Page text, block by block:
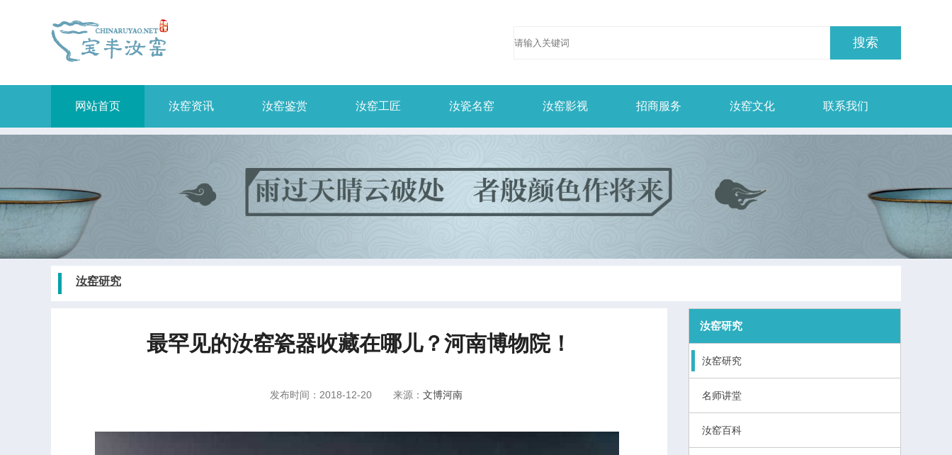
网站首页 汝窑资讯 汝窑鉴赏 汝窑工匠 汝瓷名窑 汝窑影视 招商服务 汝窑文化 联系我们
汝窑研究
最罕见的汝窑瓷器收藏在哪儿？河南博物院！
发布时间：2018-12-20 来源： 文博河南
汝窑研究
汝窑研究
名师讲堂
汝窑百科